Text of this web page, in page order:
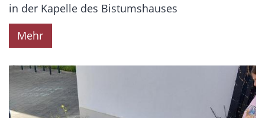
in der Kapelle des Bistumshauses
Mehr